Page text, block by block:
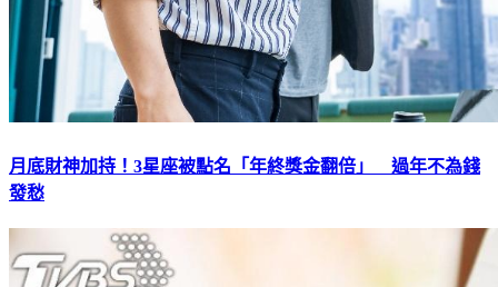
月底財神加持！3星座被點名「年終獎金翻倍」 過年不為錢
發愁